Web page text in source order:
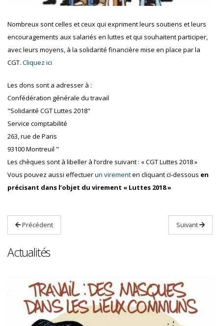
Nombreux sont celles et ceux qui expriment leurs soutiens et leurs
encouragements aux salariés en luttes et qui souhaitent participer,
avec leurs moyens, à la solidarité financière mise en place par la
CGT. Cliquez ici
Les dons sont a adresser à :
Confédération générale du travail
"Solidarité CGT Luttes 2018"
Service comptabilité
263, rue de Paris
93100 Montreuil "
Les chèques sont à libeller à l’ordre suivant : « CGT Luttes 2018 »
Vous pouvez aussi effectuerun virementen cliquant ci-dessous en
précisant dans l’objet du virement « Luttes 2018 »
Précédent Suivant
Actualités